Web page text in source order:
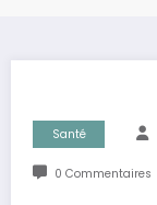
Santé
0 Commentaires